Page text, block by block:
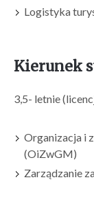
Logistyka
Kierunek
3,5- letnie
Organizacja i
(OiZwGM)
Zarządzanie